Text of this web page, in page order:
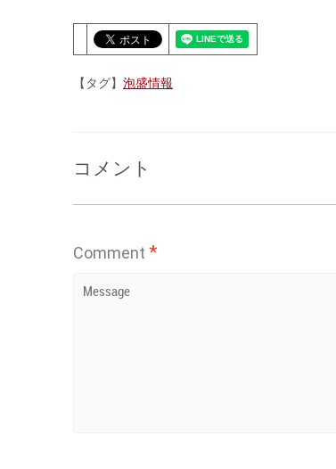
【タグ】 泡盛情報
コメント
Comment *